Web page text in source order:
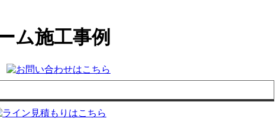
ム施工事例